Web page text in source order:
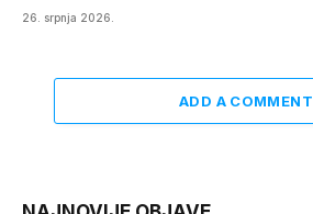
26. srpnja 2026.
ADD A COMMENT